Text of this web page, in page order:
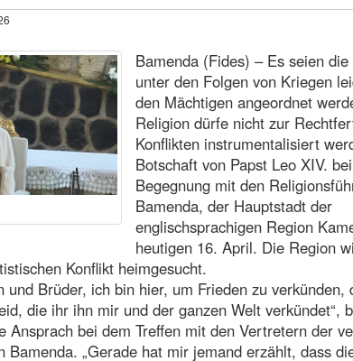
Bamenda (Fides) – Es seien
unter den Folgen von Kriegen
den Mächtigen angeordnet
Religion dürfe nicht zur
Konflikten instrumentalisiert
Botschaft von Papst Leo XIV.
Begegnung mit den
Bamenda, der Hauptstadt der
englischsprachigen Region
heutigen 16. April. Die Region
Konflikt heimgesucht.
und Brüder, ich bin hier, um Frieden zu verkünden,
die ihr ihn mir und der ganzen Welt verkündet“,
Ansprach bei dem Treffen mit den Vertretern der
Bamenda. „Gerade hat mir jemand erzählt, dass